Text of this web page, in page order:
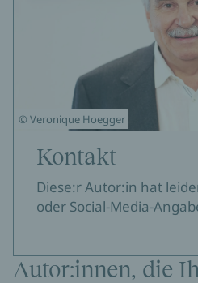
© Veronique Hoegger
Kontakt
Diese:r Autor:in hat
oder Social-Media-
Autor:innen, die